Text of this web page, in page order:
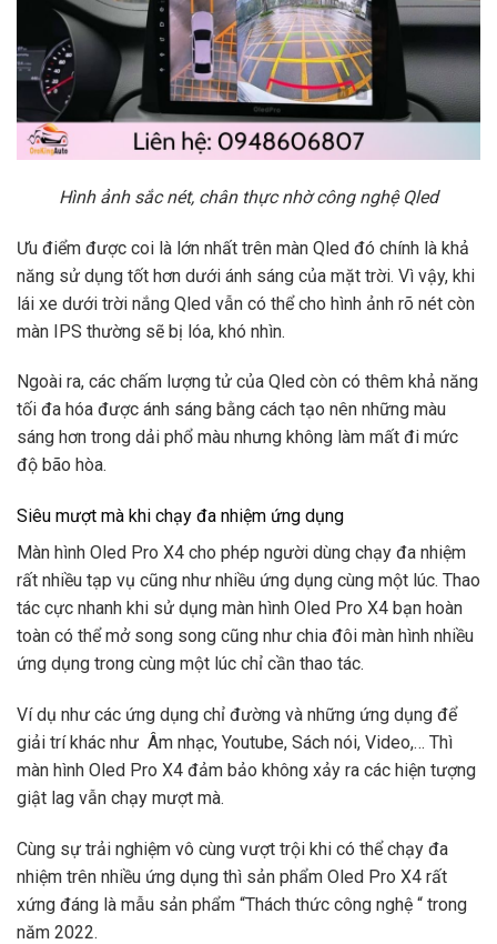
Hình ảnh sắc nét, chân thực nhờ công nghệ Qled
Ưu điểm được coi là lớn nhất trên màn Qled đó chính là khả
năng sử dụng tốt hơn dưới ánh sáng của mặt trời. Vì vậy, khi
lái xe dưới trời nắng Qled vẫn có thể cho hình ảnh rõ nét còn
màn IPS thường sẽ bị lóa, khó nhìn.
Ngoài ra, các chấm lượng tử của Qled còn có thêm khả năng
tối đa hóa được ánh sáng bằng cách tạo nên những màu
sáng hơn trong dải phổ màu nhưng không làm mất đi mức
độ bão hòa.
Siêu mượt mà khi chạy đa nhiệm ứng dụng
Màn hình Oled Pro X4 cho phép người dùng chạy đa nhiệm
rất nhiều tạp vụ cũng như nhiều ứng dụng cùng một lúc. Thao
tác cực nhanh khi sử dụng màn hình Oled Pro X4 bạn hoàn
toàn có thể mở song song cũng như chia đôi màn hình nhiều
ứng dụng trong cùng một lúc chỉ cần thao tác.
Ví dụ như các ứng dụng chỉ đường và những ứng dụng để
giải trí khác như Âm nhạc, Youtube, Sách nói, Video,… Thì
màn hình Oled Pro X4 đảm bảo không xảy ra các hiện tượng
giật lag vẫn chạy mượt mà.
Cùng sự trải nghiệm vô cùng vượt trội khi có thể chạy đa
nhiệm trên nhiều ứng dụng thì sản phẩm Oled Pro X4 rất
xứng đáng là mẫu sản phẩm “Thách thức công nghệ “ trong
năm 2022.